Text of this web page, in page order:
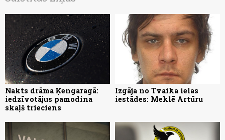
Nakts drāma Ķengaragā:
iedzīvotājus pamodina
skaļš trieciens
Izgāja no Tvaika ielas
iestādes: Meklē Artūru